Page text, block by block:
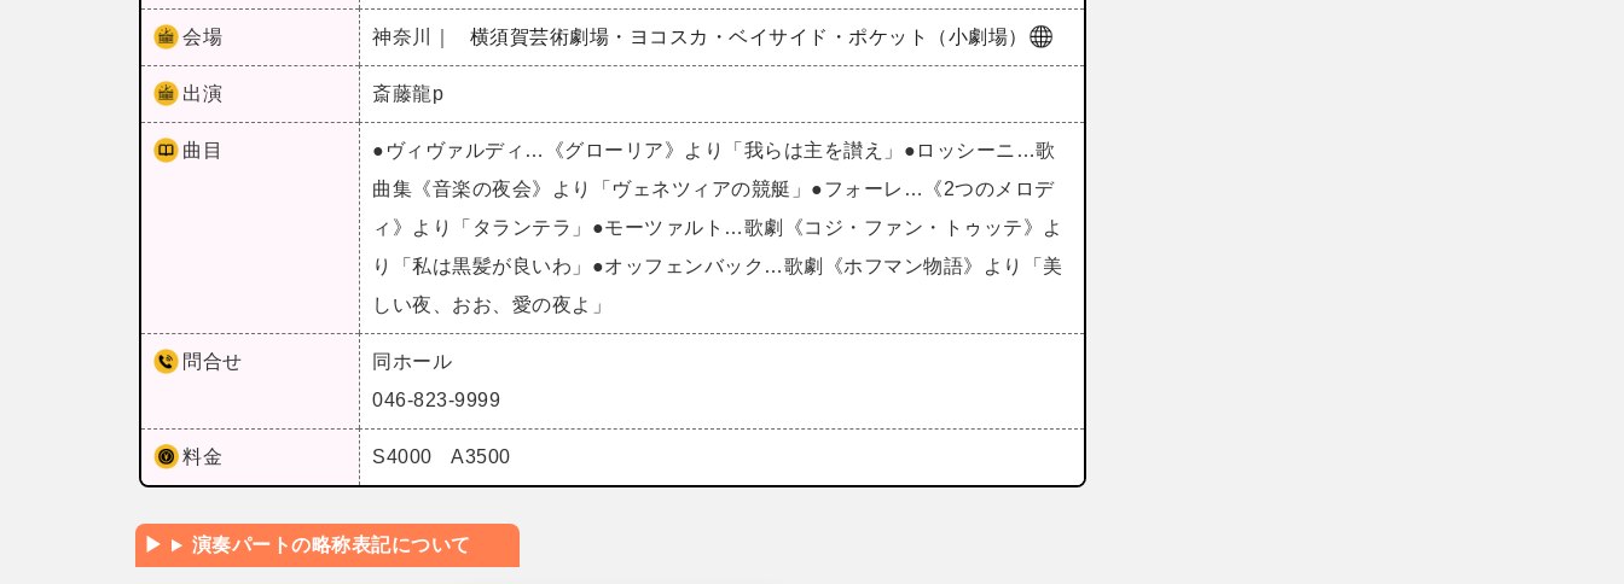
会場 神奈川｜ 横須賀芸術劇場・ヨコスカ・ベイサイド・ポケット（小劇場）
出演 斎藤龍p
曲目
●ヴィヴァルディ…《グローリア》より「我らは主を讃え」●ロッシーニ…歌
曲集《音楽の夜会》より「ヴェネツィアの競艇」●フォーレ…《2つのメロデ
ィ》より「タランテラ」●モーツァルト…歌劇《コジ・ファン・トゥッテ》よ
り「私は黒髪が良いわ」●オッフェンバック…歌劇《ホフマン物語》より「美
しい夜、おお、愛の夜よ」
問合せ
同ホール
046-823-9999
料金 S4000 A3500
演奏パートの略称表記について